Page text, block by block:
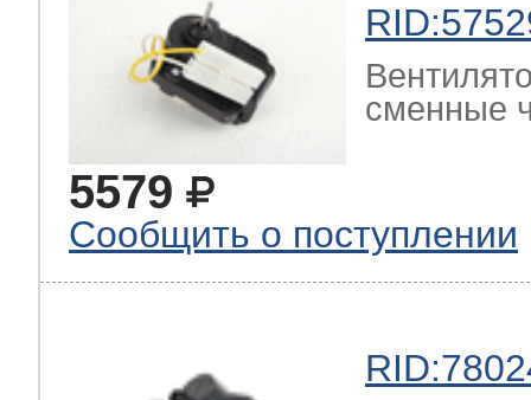
сменные
5579
Сообщить о поступлении